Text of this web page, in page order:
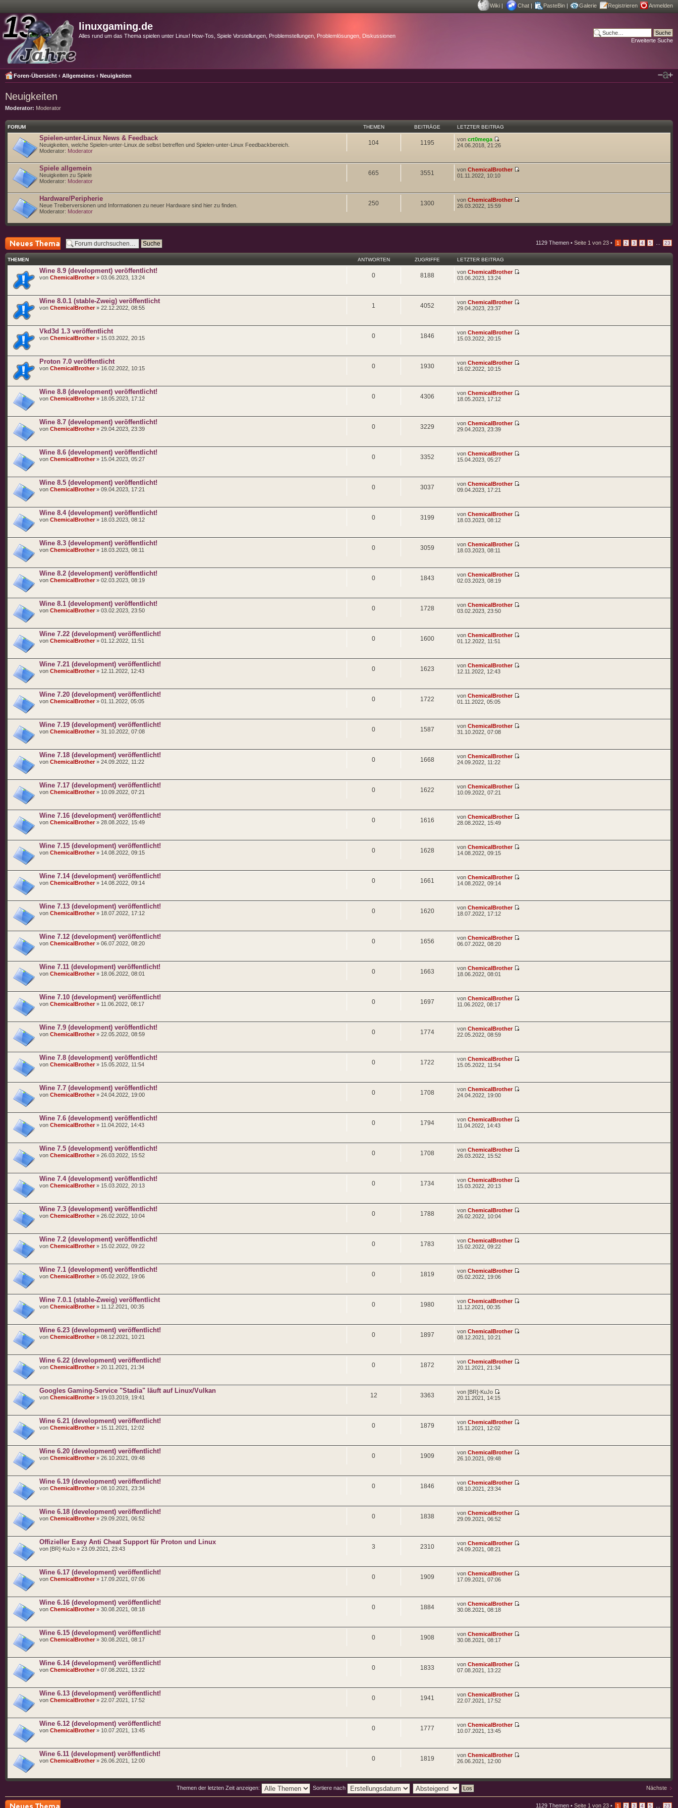
Wiki | Chat | PasteBin | Galerie Registrieren Anmelden
linuxgaming.de
Alles rund um das Thema spielen unter Linux! How-Tos, Spiele Vorstellungen, Problemstellungen, Problemlösungen, Diskussionen
Erweiterte Suche
Foren-Übersicht ‹ Allgemeines ‹ Neuigkeiten
Neuigkeiten
Moderator: Moderator
FORUM THEMEN BEITRÄGE LETZTER BEITRAG
Spielen-unter-Linux News & Feedback
Neuigkeiten, welche Spielen-unter-Linux.de selbst betreffen und Spielen-unter-Linux Feedbackbereich.
Moderator: Moderator
104 1195 von crt0mega
24.06.2018, 21:26
Spiele allgemein
Neuigkeiten zu Spiele
Moderator: Moderator
665 3551 von ChemicalBrother
01.11.2022, 10:10
Hardware/Peripherie
Neue Treiberversionen und Informationen zu neuer Hardware sind hier zu finden.
Moderator: Moderator
250 1300 von ChemicalBrother
26.03.2022, 15:59
Neues Thema
erstellen
1129 Themen • Seite 1 von 23 • 1 2 3 4 5 23
THEMEN ANTWORTEN ZUGRIFFE LETZTER BEITRAG
Wine 8.9 (development) veröffentlicht!
von ChemicalBrother» 03.06.2023, 13:24 0 8188 von ChemicalBrother
03.06.2023, 13:24
Wine 8.0.1 (stable-Zweig) veröffentlicht
von ChemicalBrother» 22.12.2022, 08:55 1 4052 von ChemicalBrother
29.04.2023, 23:37
Vkd3d 1.3 veröffentlicht
von ChemicalBrother» 15.03.2022, 20:15 0 1846 von ChemicalBrother
15.03.2022, 20:15
Proton 7.0 veröffentlicht
von ChemicalBrother» 16.02.2022, 10:15 0 1930 von ChemicalBrother
16.02.2022, 10:15
Wine 8.8 (development) veröffentlicht!
von ChemicalBrother» 18.05.2023, 17:12 0 4306 von ChemicalBrother
18.05.2023, 17:12
Wine 8.7 (development) veröffentlicht!
von ChemicalBrother» 29.04.2023, 23:39 0 3229 von ChemicalBrother
29.04.2023, 23:39
Wine 8.6 (development) veröffentlicht!
von ChemicalBrother» 15.04.2023, 05:27 0 3352 von ChemicalBrother
15.04.2023, 05:27
Wine 8.5 (development) veröffentlicht!
von ChemicalBrother» 09.04.2023, 17:21 0 3037 von ChemicalBrother
09.04.2023, 17:21
Wine 8.4 (development) veröffentlicht!
von ChemicalBrother» 18.03.2023, 08:12 0 3199 von ChemicalBrother
18.03.2023, 08:12
Wine 8.3 (development) veröffentlicht!
von ChemicalBrother» 18.03.2023, 08:11 0 3059 von ChemicalBrother
18.03.2023, 08:11
Wine 8.2 (development) veröffentlicht!
von ChemicalBrother» 02.03.2023, 08:19 0 1843 von ChemicalBrother
02.03.2023, 08:19
Wine 8.1 (development) veröffentlicht!
von ChemicalBrother» 03.02.2023, 23:50 0 1728 von ChemicalBrother
03.02.2023, 23:50
Wine 7.22 (development) veröffentlicht!
von ChemicalBrother» 01.12.2022, 11:51 0 1600 von ChemicalBrother
01.12.2022, 11:51
Wine 7.21 (development) veröffentlicht!
von ChemicalBrother» 12.11.2022, 12:43 0 1623 von ChemicalBrother
12.11.2022, 12:43
Wine 7.20 (development) veröffentlicht!
von ChemicalBrother» 01.11.2022, 05:05 0 1722 von ChemicalBrother
01.11.2022, 05:05
Wine 7.19 (development) veröffentlicht!
von ChemicalBrother» 31.10.2022, 07:08 0 1587 von ChemicalBrother
31.10.2022, 07:08
Wine 7.18 (development) veröffentlicht!
von ChemicalBrother» 24.09.2022, 11:22 0 1668 von ChemicalBrother
24.09.2022, 11:22
Wine 7.17 (development) veröffentlicht!
von ChemicalBrother» 10.09.2022, 07:21 0 1622 von ChemicalBrother
10.09.2022, 07:21
Wine 7.16 (development) veröffentlicht!
von ChemicalBrother» 28.08.2022, 15:49 0 1616 von ChemicalBrother
28.08.2022, 15:49
Wine 7.15 (development) veröffentlicht!
von ChemicalBrother» 14.08.2022, 09:15 0 1628 von ChemicalBrother
14.08.2022, 09:15
Wine 7.14 (development) veröffentlicht!
von ChemicalBrother» 14.08.2022, 09:14 0 1661 von ChemicalBrother
14.08.2022, 09:14
Wine 7.13 (development) veröffentlicht!
von ChemicalBrother» 18.07.2022, 17:12 0 1620 von ChemicalBrother
18.07.2022, 17:12
Wine 7.12 (development) veröffentlicht!
von ChemicalBrother» 06.07.2022, 08:20 0 1656 von ChemicalBrother
06.07.2022, 08:20
Wine 7.11 (development) veröffentlicht!
von ChemicalBrother» 18.06.2022, 08:01 0 1663 von ChemicalBrother
18.06.2022, 08:01
Wine 7.10 (development) veröffentlicht!
von ChemicalBrother» 11.06.2022, 08:17 0 1697 von ChemicalBrother
11.06.2022, 08:17
Wine 7.9 (development) veröffentlicht!
von ChemicalBrother» 22.05.2022, 08:59 0 1774 von ChemicalBrother
22.05.2022, 08:59
Wine 7.8 (development) veröffentlicht!
von ChemicalBrother» 15.05.2022, 11:54 0 1722 von ChemicalBrother
15.05.2022, 11:54
Wine 7.7 (development) veröffentlicht!
von ChemicalBrother» 24.04.2022, 19:00 0 1708 von ChemicalBrother
24.04.2022, 19:00
Wine 7.6 (development) veröffentlicht!
von ChemicalBrother» 11.04.2022, 14:43 0 1794 von ChemicalBrother
11.04.2022, 14:43
Wine 7.5 (development) veröffentlicht!
von ChemicalBrother» 26.03.2022, 15:52 0 1708 von ChemicalBrother
26.03.2022, 15:52
Wine 7.4 (development) veröffentlicht!
von ChemicalBrother» 15.03.2022, 20:13 0 1734 von ChemicalBrother
15.03.2022, 20:13
Wine 7.3 (development) veröffentlicht!
von ChemicalBrother» 26.02.2022, 10:04 0 1788 von ChemicalBrother
26.02.2022, 10:04
Wine 7.2 (development) veröffentlicht!
von ChemicalBrother» 15.02.2022, 09:22 0 1783 von ChemicalBrother
15.02.2022, 09:22
Wine 7.1 (development) veröffentlicht!
von ChemicalBrother» 05.02.2022, 19:06 0 1819 von ChemicalBrother
05.02.2022, 19:06
Wine 7.0.1 (stable-Zweig) veröffentlicht
von ChemicalBrother» 11.12.2021, 00:35 0 1980 von ChemicalBrother
11.12.2021, 00:35
Wine 6.23 (development) veröffentlicht!
von ChemicalBrother» 08.12.2021, 10:21 0 1897 von ChemicalBrother
08.12.2021, 10:21
Wine 6.22 (development) veröffentlicht!
von ChemicalBrother» 20.11.2021, 21:34 0 1872 von ChemicalBrother
20.11.2021, 21:34
Googles Gaming-Service "Stadia" läuft auf Linux/Vulkan
von ChemicalBrother» 19.03.2019, 19:41 12 3363
von [BR]-KuJo
20.11.2021, 14:15
Wine 6.21 (development) veröffentlicht!
von ChemicalBrother» 15.11.2021, 12:02 0 1879 von ChemicalBrother
15.11.2021, 12:02
Wine 6.20 (development) veröffentlicht!
von ChemicalBrother» 26.10.2021, 09:48 0 1909 von ChemicalBrother
26.10.2021, 09:48
Wine 6.19 (development) veröffentlicht!
von ChemicalBrother» 08.10.2021, 23:34 0 1846 von ChemicalBrother
08.10.2021, 23:34
Wine 6.18 (development) veröffentlicht!
von ChemicalBrother» 29.09.2021, 06:52 0 1838 von ChemicalBrother
29.09.2021, 06:52
Offizieller Easy Anti Cheat Support für Proton und Linux
von [BR]-KuJo » 23.09.2021, 23:43 3 2310 von ChemicalBrother
24.09.2021, 08:21
Wine 6.17 (development) veröffentlicht!
von ChemicalBrother» 17.09.2021, 07:06 0 1909 von ChemicalBrother
17.09.2021, 07:06
Wine 6.16 (development) veröffentlicht!
von ChemicalBrother» 30.08.2021, 08:18 0 1884 von ChemicalBrother
30.08.2021, 08:18
Wine 6.15 (development) veröffentlicht!
von ChemicalBrother» 30.08.2021, 08:17 0 1908 von ChemicalBrother
30.08.2021, 08:17
Wine 6.14 (development) veröffentlicht!
von ChemicalBrother» 07.08.2021, 13:22 0 1833 von ChemicalBrother
07.08.2021, 13:22
Wine 6.13 (development) veröffentlicht!
von ChemicalBrother» 22.07.2021, 17:52 0 1941 von ChemicalBrother
22.07.2021, 17:52
Wine 6.12 (development) veröffentlicht!
von ChemicalBrother» 10.07.2021, 13:45 0 1777 von ChemicalBrother
10.07.2021, 13:45
Wine 6.11 (development) veröffentlicht!
von ChemicalBrother» 26.06.2021, 12:00 0 1819 von ChemicalBrother
26.06.2021, 12:00
Nächste
Themen der letzten Zeit anzeigen: Sortiere nach
1129 Themen • Seite 1 von 23 • 1 2 3 4 5 23